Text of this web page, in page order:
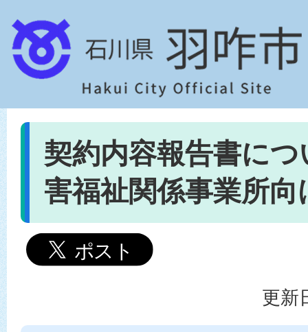
契約内容報告書に
害福祉関係事業所向
更新